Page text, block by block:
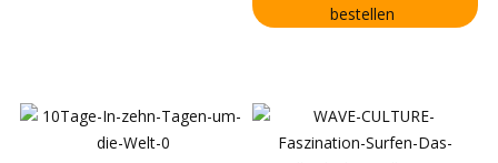
bestellen